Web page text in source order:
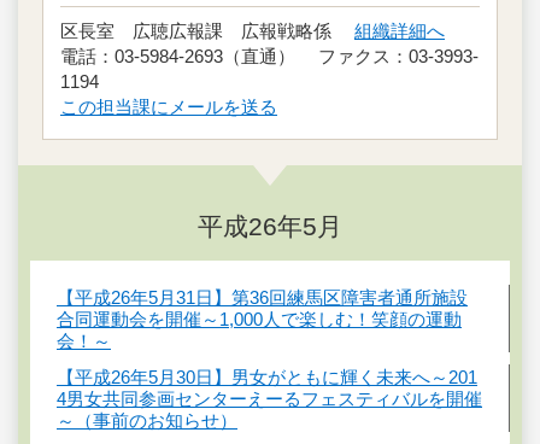
区長室 広聴広報課 広報戦略係 組織詳細へ
電話：03-5984-2693（直通） ファクス：03-3993-
1194
この担当課にメールを送る
平成26年5月
【平成26年5月31日】第36回練馬区障害者通所施設
合同運動会を開催～1,000人で楽しむ！笑顔の運動
会！～
【平成26年5月30日】男女がともに輝く未来へ～201
4男女共同参画センターえーるフェスティバルを開催
～（事前のお知らせ）